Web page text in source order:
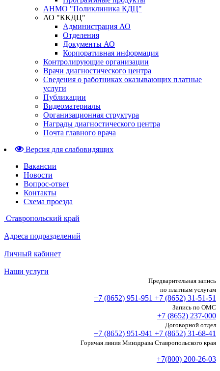
АНМО "Поликлиника КДЦ"
АО "ККДЦ"
Администрация АО
Отделения
Документы АО
Корпоративная информация
Контролирующие организации
Врачи диагностического центра
Сведения о работниках оказывающих платные
услуги
Публикации
Видеоматериалы
Организационная структура
Награды диагностического центра
Почта главного врача
Версия для слабовидящих
Вакансии
Новости
Вопрос-ответ
Контакты
Схема проезда
Ставропольский край
Адреса подразделений
Личный кабинет
Наши услуги
Предварительная запись
по платным услугам
+7 (8652) 951-951 +7 (8652) 31-51-51
Запись по ОМС
+7 (8652) 237-000
Договорной отдел
+7 (8652) 951-941 +7 (8652) 31-68-41
Горячая линия Минздрава Ставропольского края
+7(800) 200-26-03